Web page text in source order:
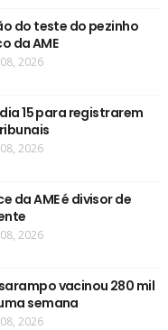
do teste do pezinho
da AME
2026
15 para registrarem
2026
da AME é divisor de
2026
vacinou 280 mil
semana
2026